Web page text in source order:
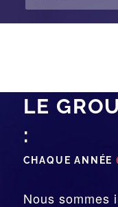
LE
:
CHAQUE ANNÉE
Nous sommes